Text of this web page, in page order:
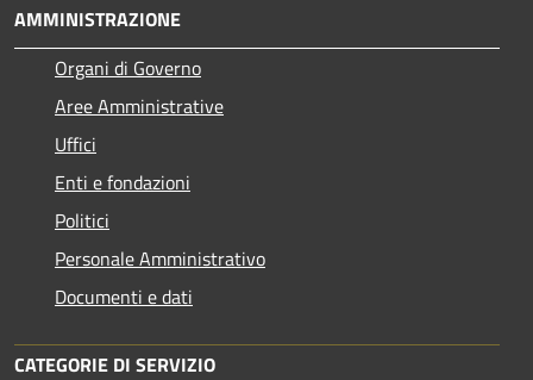
AMMINISTRAZIONE
Organi di Governo
Aree Amministrative
Uffici
Enti e fondazioni
Politici
Personale Amministrativo
Documenti e dati
CATEGORIE DI SERVIZIO